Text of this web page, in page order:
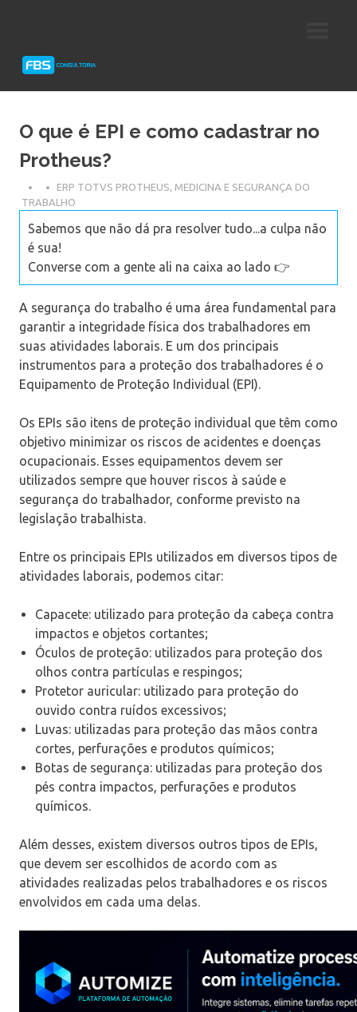
Protheus
O que é EPI e como cadastrar no
Protheus?
ERP TOTVS PROTHEUS, MEDICINA E SEGURANÇA DO
TRABALHO
Sabemos que não dá pra resolver tudo...a culpa não
é sua!
Converse com a gente ali na caixa ao lado 👉
A segurança do trabalho é uma área fundamental para
garantir a integridade física dos trabalhadores em
suas atividades laborais. E um dos principais
instrumentos para a proteção dos trabalhadores é o
Equipamento de Proteção Individual (EPI).
Os EPIs são itens de proteção individual que têm como
objetivo minimizar os riscos de acidentes e doenças
ocupacionais. Esses equipamentos devem ser
utilizados sempre que houver riscos à saúde e
segurança do trabalhador, conforme previsto na
legislação trabalhista.
Entre os principais EPIs utilizados em diversos tipos de
atividades laborais, podemos citar:
Capacete: utilizado para proteção da cabeça contra
impactos e objetos cortantes;
Óculos de proteção: utilizados para proteção dos
olhos contra partículas e respingos;
Protetor auricular: utilizado para proteção do
ouvido contra ruídos excessivos;
Luvas: utilizadas para proteção das mãos contra
cortes, perfurações e produtos químicos;
Botas de segurança: utilizadas para proteção dos
pés contra impactos, perfurações e produtos
químicos.
Além desses, existem diversos outros tipos de EPIs,
que devem ser escolhidos de acordo com as
atividades realizadas pelos trabalhadores e os riscos
envolvidos em cada uma delas.